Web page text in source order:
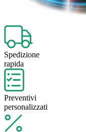
Spedizione
rapida
Preventivi
personalizzati